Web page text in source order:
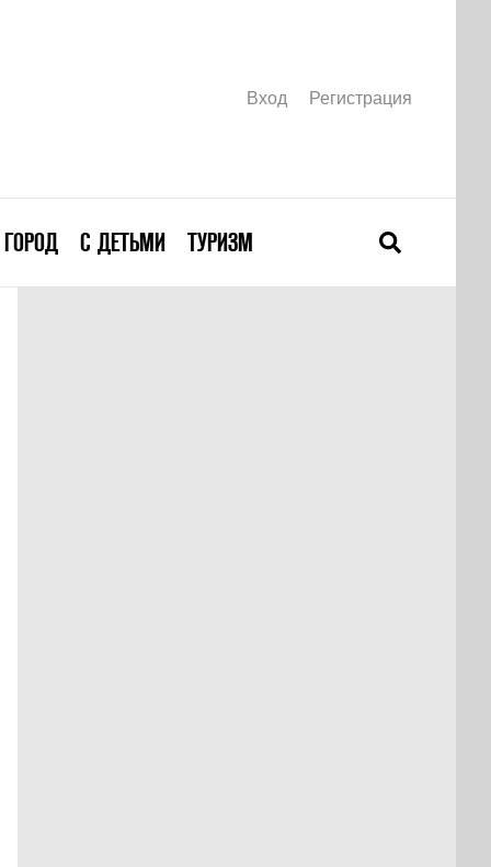
Вход Регистрация
ГОРОД С ДЕТЬМИ ТУРИЗМ